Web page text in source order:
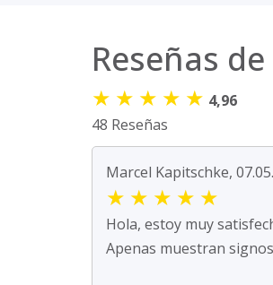
Reseñas
★ ★ ★ ★ ★ 4,96
48 Reseñas
Marcel Kapitschke,
★ ★ ★ ★ ★
Hola, estoy muy
Apenas muestran